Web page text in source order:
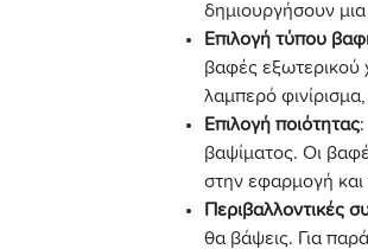
δημιουργήσουν
Επιλογή τύπου
βαφές εξωτερικού
λαμπερό
Επιλογή ποιότητας
βαψίματος. Οι
στην εφαρμογή
Περιβαλλοντικές
θα βάψεις. Για